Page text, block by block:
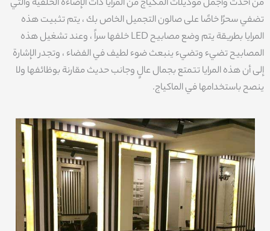
تضفي سحرًا خاصًا على صالون التجميل الخاص بك ، يتم تثبيت هذه
المرايا بطريقة يتم وضع مصابيح LED خلفها سراً ، وعند تشغيل هذه
المصابيح تضيء وتضيء ينبعث ضوء لطيف في الفضاء ، وتجدر الإشارة
إلى أن هذه المرايا تتمتع بجمال عالٍ وجانب حديث مقارنة بوظائفها ولا
ينصح باستخدامها في الماكياج.